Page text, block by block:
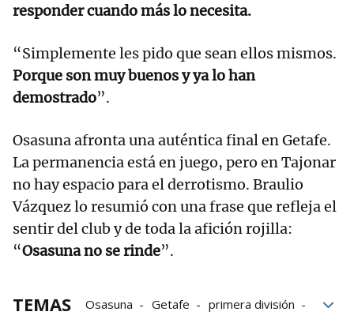
responder cuando más lo necesita.
“Simplemente les pido que sean ellos mismos.
Porque son muy buenos y ya lo han
demostrado”.
Osasuna afronta una auténtica final en Getafe.
La permanencia está en juego, pero en Tajonar
no hay espacio para el derrotismo. Braulio
Vázquez lo resumió con una frase que refleja el
sentir del club y de toda la afición rojilla:
“Osasuna no se rinde”.
TEMAS Osasuna Getafe
primera división